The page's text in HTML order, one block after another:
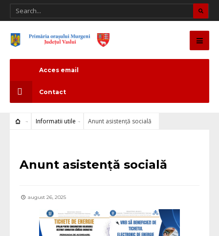
Acces email
Contact
Informatii utile Anunt asistență socială
Anunt asistență socială
august 26, 2025